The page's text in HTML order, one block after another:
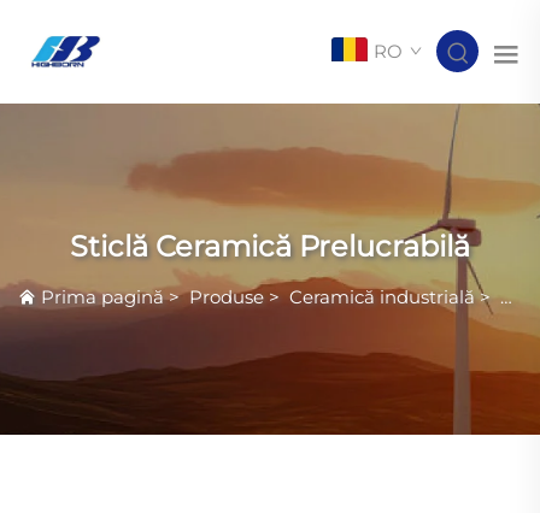
RO
Sticlă Ceramică Prelucrabilă
Prima pagină>Produse > Ceramică industrială>